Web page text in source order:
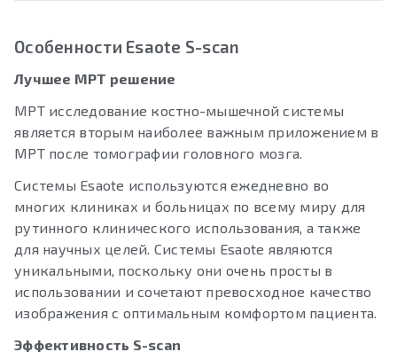
Особенности Esaote S-scan
Лучшее МРТ решение
МРТ исследование костно-мышечной системы
является вторым наиболее важным приложением в
МРТ после томографии головного мозга.
Системы Esaote используются ежедневно во
многих клиниках и больницах по всему миру для
рутинного клинического использования, а также
для научных целей. Системы Esaote являются
уникальными, поскольку они очень просты в
использовании и сочетают превосходное качество
изображения с оптимальным комфортом пациента.
Эффективность S-scan